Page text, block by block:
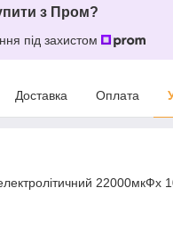
з Пром?
під захистом
Доставка Оплата
22000мкФx